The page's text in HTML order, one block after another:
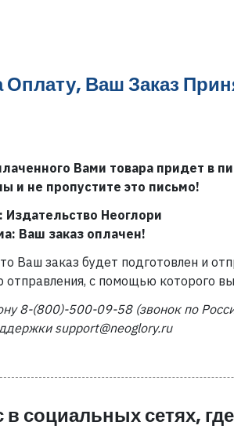
Ваш Заказ
Вами товара придет в
и не пропустите это письмо!
Издательство Неоглори
Ваш заказ оплачен!
Ваш заказ будет подготовлен и
с помощью которого
8-(800)-500-09-58 (звонок по
support@neoglory.ru
в социальных сетях,